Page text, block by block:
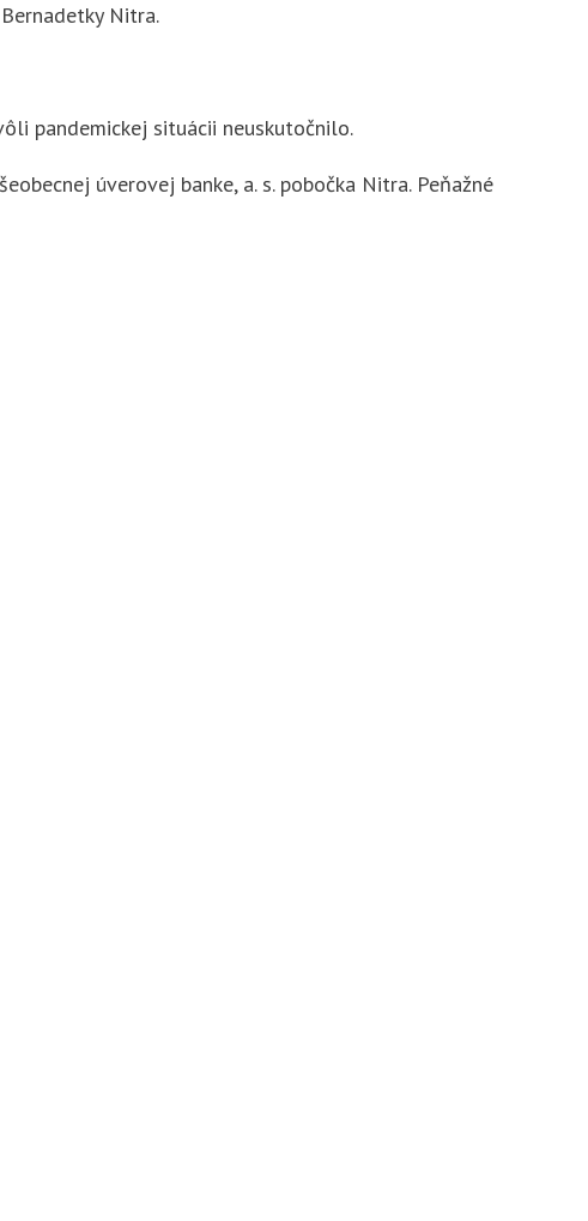
Nitra.
pandemickej situácii neuskutočnilo.
úverovej banke, a. s. pobočka Nitra. Peňažné